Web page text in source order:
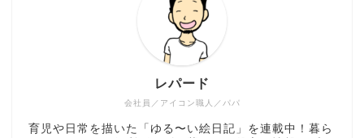
会社員／アイコン職人／パパ
レパード
育児や日常を描いた「ゆる〜い絵日記」を連載中！暮ら